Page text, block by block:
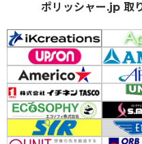
ポリッシャー.jp 取